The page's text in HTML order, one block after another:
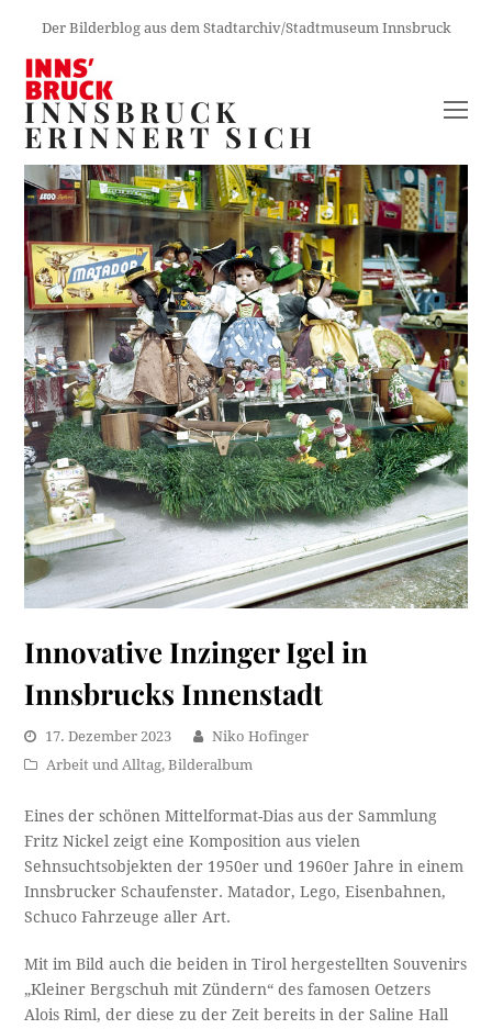
Der Bilderblog aus dem Stadtarchiv/Stadtmuseum Innsbruck
INNSBRUCK
ERINNERT SICH
Innovative Inzinger Igel in
Innsbrucks Innenstadt
17. Dezember 2023
Niko Hofinger
Arbeit und Alltag,Bilderalbum
Eines der schönen Mittelformat-Dias aus der Sammlung
Fritz Nickel zeigt eine Komposition aus vielen
Sehnsuchtsobjekten der 1950er und 1960er Jahre in einem
Innsbrucker Schaufenster. Matador, Lego, Eisenbahnen,
Schuco Fahrzeuge aller Art.
Mit im Bild auch die beiden in Tirol hergestellten Souvenirs
„Kleiner Bergschuh mit Zündern“ des famosen Oetzers
Alois Riml, der diese zu der Zeit bereits in der Saline Hall